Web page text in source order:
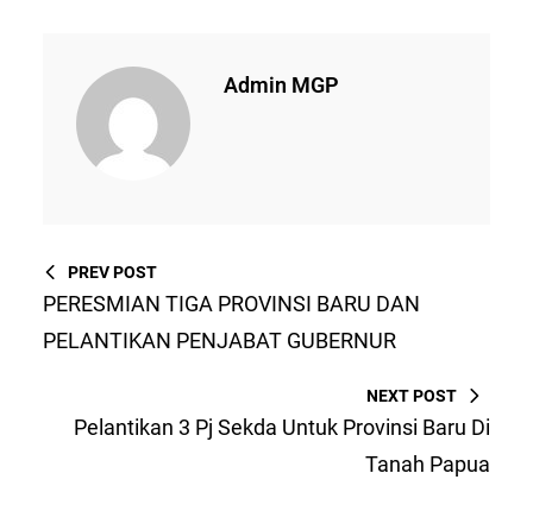
Admin MGP
PREV POST
PERESMIAN TIGA PROVINSI BARU DAN
PELANTIKAN PENJABAT GUBERNUR
NEXT POST
Pelantikan 3 Pj Sekda Untuk Provinsi Baru Di
Tanah Papua